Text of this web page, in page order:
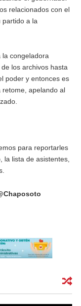
relacionados con el
partido a la
la congeladora
los archivos hasta
poder y entonces es
retome, apelando al
para reportarles
la lista de asistentes,